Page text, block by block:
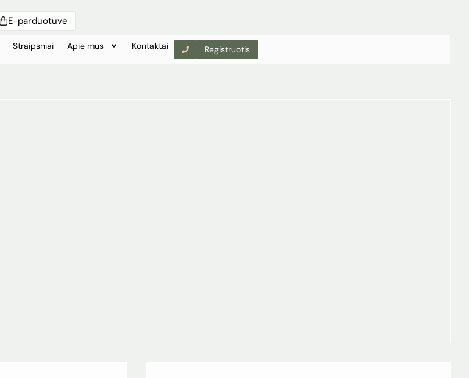
E-parduotuvė
Straipsniai Apie mus Kontaktai Registruotis